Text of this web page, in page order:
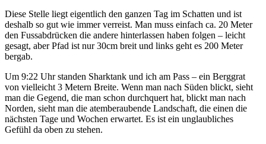
Diese Stelle liegt eigentlich den ganzen Tag im Schatten und ist
deshalb so gut wie immer verreist. Man muss einfach ca. 20 Meter
den Fussabdrücken die andere hinterlassen haben folgen – leicht
gesagt, aber Pfad ist nur 30cm breit und links geht es 200 Meter
bergab.
Um 9:22 Uhr standen Sharktank und ich am Pass – ein Berggrat
von vielleicht 3 Metern Breite. Wenn man nach Süden blickt, sieht
man die Gegend, die man schon durchquert hat, blickt man nach
Norden, sieht man die atemberaubende Landschaft, die einen die
nächsten Tage und Wochen erwartet. Es ist ein unglaubliches
Gefühl da oben zu stehen.